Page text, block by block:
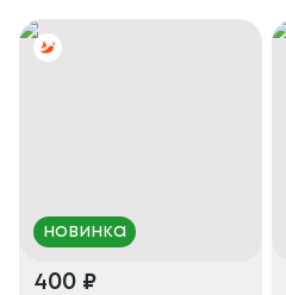
новинка
400 ₽